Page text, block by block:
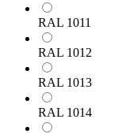
RAL 1011
RAL 1012
RAL 1013
RAL 1014